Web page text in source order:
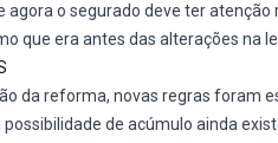
agora o segurado deve ter
que era antes das alterações na
da reforma, novas regras foram
de acúmulo ainda